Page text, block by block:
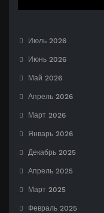
Июль 2026
Июнь 2026
Май 2026
Апрель 2026
Март 2026
Январь 2026
Декабрь 2025
Апрель 2025
Март 2025
Февраль 2025